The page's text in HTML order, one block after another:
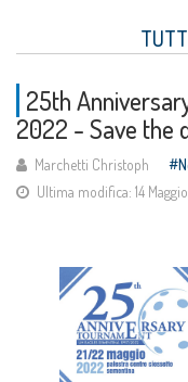
25th
2022 - Save the
Marchetti Christoph
Ultima modifica: 14